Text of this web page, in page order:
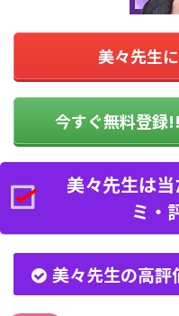
美々先生
今すぐ無料登録
美々先生は
ミ・
美々先生の高評